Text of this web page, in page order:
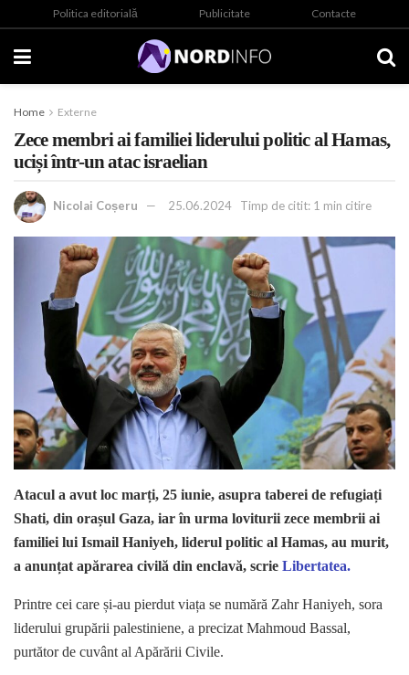
Politica editorială Publicitate Contacte
Home Externe
Zece membri ai familiei liderului politic al Hamas,
uciși într-un atac israelian
Nicolai Coșeru 25.06.2024 Timp de citit: 1 min citire
Atacul a avut loc marți, 25 iunie, asupra taberei de refugiați
Shati, din orașul Gaza, iar în urma loviturii zece membrii ai
familiei lui Ismail Haniyeh, liderul politic al Hamas, au murit,
a anunțat apărarea civilă din enclavă, scrie Libertatea.
Printre cei care și-au pierdut viața se numără Zahr Haniyeh, sora
liderului grupării palestiniene, a precizat Mahmoud Bassal,
purtător de cuvânt al Apărării Civile.